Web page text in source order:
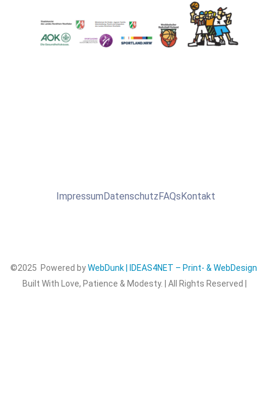
Impressum Datenschutz FAQs Kontakt
©2025 Powered byWebDunk | IDEAS4NET – Print- & WebDesign
Built With Love, Patience & Modesty. | All Rights Reserved |